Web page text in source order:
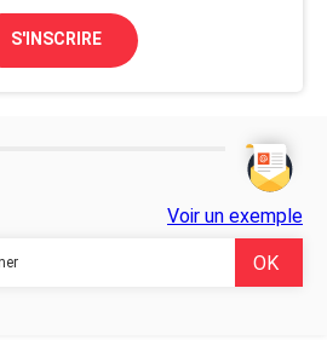
S'INSCRIRE
Voir un exemple